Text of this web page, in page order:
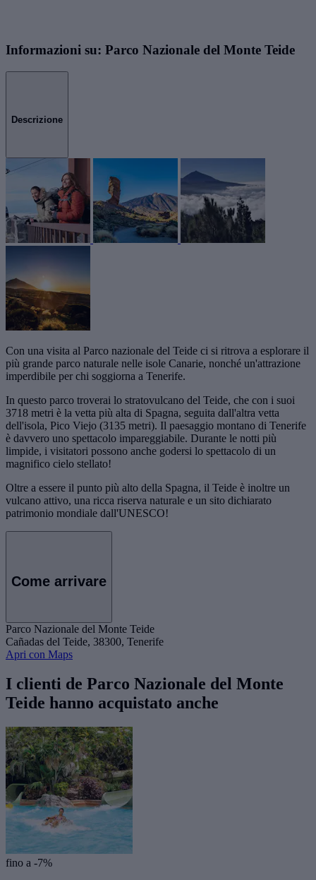
Informazioni su: Parco Nazionale del Monte Teide
Descrizione
Con una visita al Parco nazionale del Teide ci si ritrova a esplorare il
più grande parco naturale nelle isole Canarie, nonché un'attrazione
imperdibile per chi soggiorna a Tenerife.
In questo parco troverai lo stratovulcano del Teide, che con i suoi
3718 metri è la vetta più alta di Spagna, seguita dall'altra vetta
dell'isola, Pico Viejo (3135 metri). Il paesaggio montano di Tenerife
è davvero uno spettacolo impareggiabile. Durante le notti più
limpide, i visitatori possono anche godersi lo spettacolo di un
magnifico cielo stellato!
Oltre a essere il punto più alto della Spagna, il Teide è inoltre un
vulcano attivo, una ricca riserva naturale e un sito dichiarato
patrimonio mondiale dall'UNESCO!
Come arrivare
Parco Nazionale del Monte Teide
Cañadas del Teide, 38300, Tenerife
Apri con Maps
I clienti de Parco Nazionale del Monte
Teide hanno acquistato anche
fino a -7%